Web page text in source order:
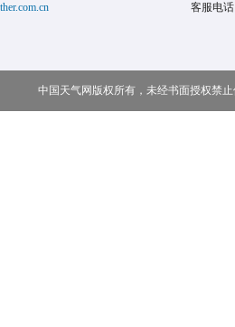
客服电
中国天气网版权所有，未经书面授权